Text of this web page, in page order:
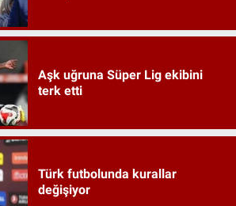
Aşk uğruna Süper Lig ekibini
terk etti
Türk futbolunda kurallar
değişiyor